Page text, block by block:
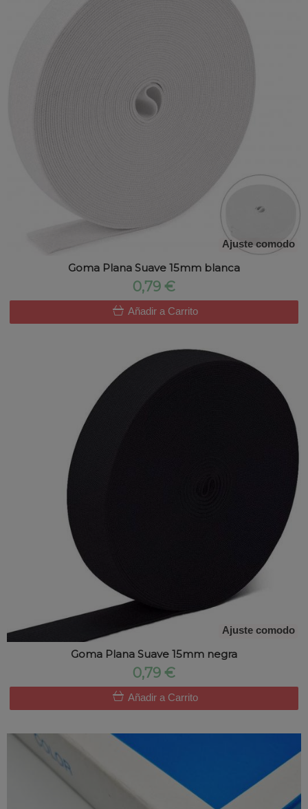
Ajuste comodo
Goma Plana Suave 15mm blanca
0,79 €
Añadir a Carrito
Ajuste comodo
Goma Plana Suave 15mm negra
0,79 €
Añadir a Carrito